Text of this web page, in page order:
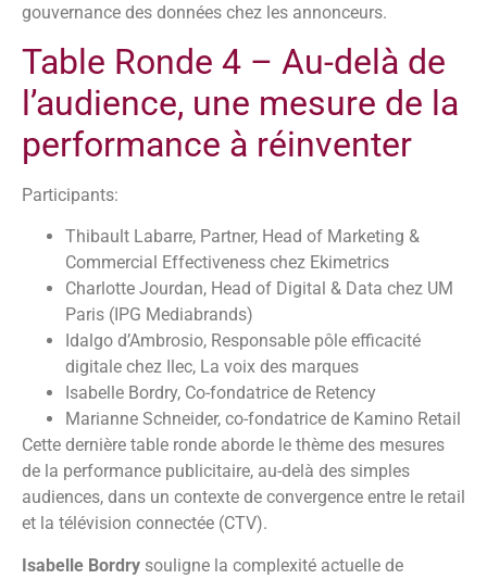
gouvernance des données chez les annonceurs.
Table Ronde 4 – Au-delà de
l’audience, une mesure de la
performance à réinventer
Participants:
Thibault Labarre, Partner, Head of Marketing &
Commercial Effectiveness chez Ekimetrics
Charlotte Jourdan, Head of Digital & Data chez UM
Paris (IPG Mediabrands)
Idalgo d’Ambrosio, Responsable pôle efficacité
digitale chez Ilec, La voix des marques
Isabelle Bordry, Co-fondatrice de Retency
Marianne Schneider, co-fondatrice de Kamino Retail
Cette dernière table ronde aborde le thème des mesures
de la performance publicitaire, au-delà des simples
audiences, dans un contexte de convergence entre le retail
et la télévision connectée (CTV).
Isabelle Bordry souligne la complexité actuelle de